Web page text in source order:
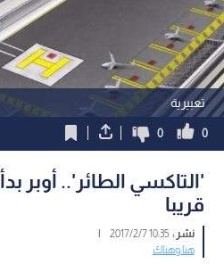
تعبيرية
0
0
'التاكسي الطائر'.. أوبر
قريبا
نشر :10:35 2017/2/7
|
هنا وهناك